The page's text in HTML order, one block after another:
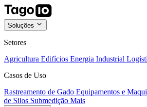
Soluções
Setores
Agricultura Edifícios Energia Industrial
Casos de Uso
Rastreamento de Gado Equipamentos e
de Silos Submedição Mais